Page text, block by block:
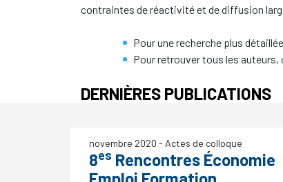
contraintes de réactivité et de diffusion
Pour une recherche plus
Pour retrouver tous les auteurs,
DERNIÈRES PUBLICATIONS
novembre 2020 - Actes de colloque
8es Rencontres Économie